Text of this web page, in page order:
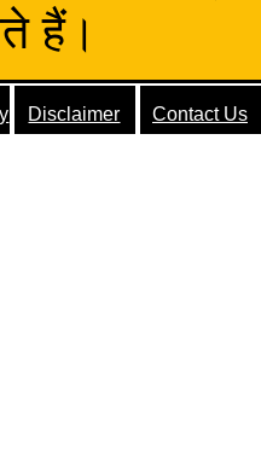
हैं।
Disclaimer Contact Us